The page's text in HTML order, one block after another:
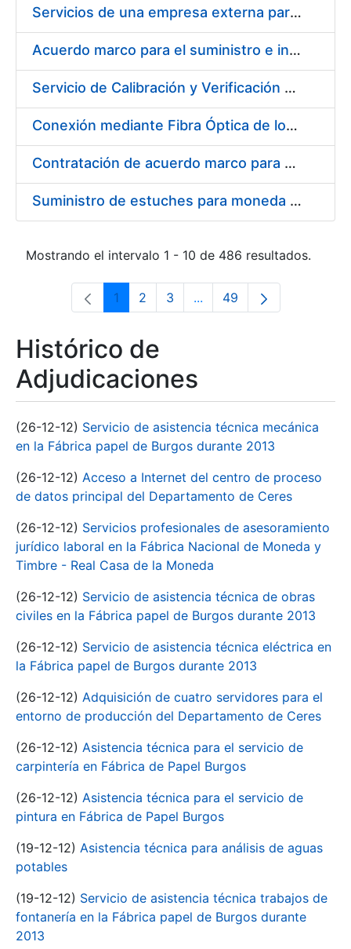
Servicios de una empresa externa para el asesoramiento y resolución de los recursos de alzada que se presentan relacionados con procesos de selección para la FNMT-RCM
Acuerdo marco para el suministro e instalación de persianas, estores y otros complementos
Servicio de Calibración y Verificación Externa de los Equipos de Medición del Servicio de Prevención de la FNMT-RCM
Conexión mediante Fibra Óptica de los Centros de Proceso de Datos (CPDs) de las sedes de la FNMT-RCM de Burgos y Madrid
Contratación de acuerdo marco para el Suministro de Material de Electricidad para la Fábrica Nacional de Moneda y Timbre-Real Casa de la Moneda en su centro de trabajo de Burgos
Suministro de estuches para moneda de 30 €
Mostrando el intervalo 1 - 10 de 486 resultados.
Página
1 Página
2 Página
3 ...Páginas intermedias Use
Página
49
Histórico de
Adjudicaciones
(26-12-12) Servicio de asistencia técnica mecánica
en la Fábrica papel de Burgos durante 2013
(26-12-12) Acceso a Internet del centro de proceso
de datos principal del Departamento de Ceres
(26-12-12) Servicios profesionales de asesoramiento
jurídico laboral en la Fábrica Nacional de Moneda y
Timbre - Real Casa de la Moneda
(26-12-12) Servicio de asistencia técnica de obras
civiles en la Fábrica papel de Burgos durante 2013
(26-12-12) Servicio de asistencia técnica eléctrica en
la Fábrica papel de Burgos durante 2013
(26-12-12) Adquisición de cuatro servidores para el
entorno de producción del Departamento de Ceres
(26-12-12) Asistencia técnica para el servicio de
carpintería en Fábrica de Papel Burgos
(26-12-12) Asistencia técnica para el servicio de
pintura en Fábrica de Papel Burgos
(19-12-12) Asistencia técnica para análisis de aguas
potables
(19-12-12) Servicio de asistencia técnica trabajos de
fontanería en la Fábrica papel de Burgos durante
2013